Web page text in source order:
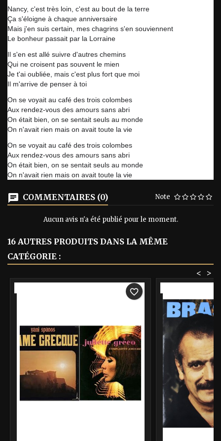
Nancy, c'est très loin, c'est au bout de la terre
Ça s'éloigne à chaque anniversaire
Mais j'en suis certain, mes chagrins s'en souviennent
Le bonheur passait par la Lorraine
Il s'en est allé suivre d'autres chemins
Qui ne croisent pas souvent le mien
Je t'ai oubliée, mais c'est plus fort que moi
Il m'arrive de penser à toi
On se voyait au café des trois colombes
Aux rendez-vous des amours sans abri
On était bien, on se sentait seuls au monde
On n'avait rien mais on avait toute la vie
On se voyait au café des trois colombes
Aux rendez-vous des amours sans abri
On était bien, on se sentait seuls au monde
On n'avait rien mais on avait toute la vie
COMMENTAIRES (0) Note
Aucun avis n'a été publié pour le moment.
16 AUTRES PRODUITS DANS LA MÊME
CATÉGORIE :
>
<
favorite_border